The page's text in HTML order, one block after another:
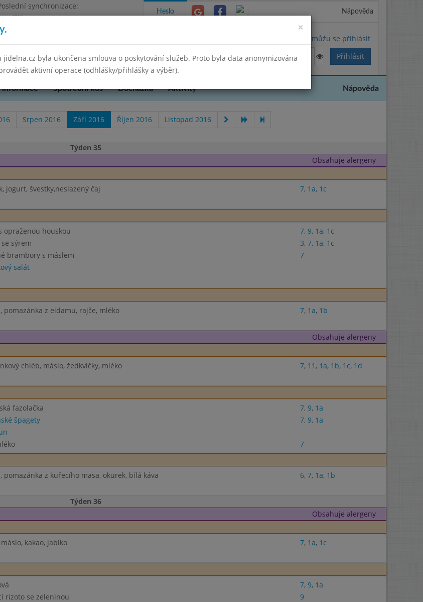
synchronizace:
7.7.2025 9:58
okres Přerov, příspěvková
Heslo Nápověda
Nemůžu se přihlásit
informace Spotřební koš Docházka Aktivity Nápověda
Srpen 2016 Září 2016 Říjen 2016 Listopad 2016
Týden 35
Obsahuje alergeny
jogurt, švestky,neslazený čaj 7, 1a, 1c
opraženou houskou 7, 9, 1a, 1c
se sýrem 3, 7, 1a, 1c
brambory s máslem
7
salát
pomazánka z eidamu, rajče, mléko 7, 1a, 1b
Obsahuje alergeny
chléb, máslo, žedkvičky, mléko 7, 11 , 1a, 1b, 1c, 1d
fazolačka 7, 9, 1a
špagety 7, 9, 1a
7
pomazánka z kuřecího masa, okurek, bílá káva 6, 7, 1a, 1b
Týden 36
Obsahuje alergeny
máslo, kakao, jablko 7, 1a, 1c
7, 9, 1a
rizoto se zeleninou
9
×
byla ukončena smlouva o poskytování služeb. Proto byla data anonymizována
aktivní operace (odhlášky/přihlášky a výběr).